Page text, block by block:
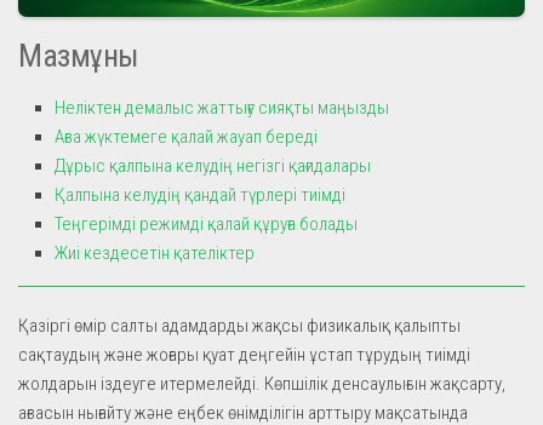
Мазмұны
Неліктен демалыс жаттығу сияқты маңызды
Ағза жүктемеге қалай жауап береді
Дұрыс қалпына келудің негізгі қағидалары
Қалпына келудің қандай түрлері тиімді
Теңгерімді режимді қалай құруға болады
Жиі кездесетін қателіктер
Қазіргі өмір салты адамдарды жақсы физикалық қалыпты
сақтаудың және жоғары қуат деңгейін ұстап тұрудың тиімді
жолдарын іздеуге итермелейді. Көпшілік денсаулығын жақсарту,
ағзасын нығайту және еңбек өнімділігін арттыру мақсатында